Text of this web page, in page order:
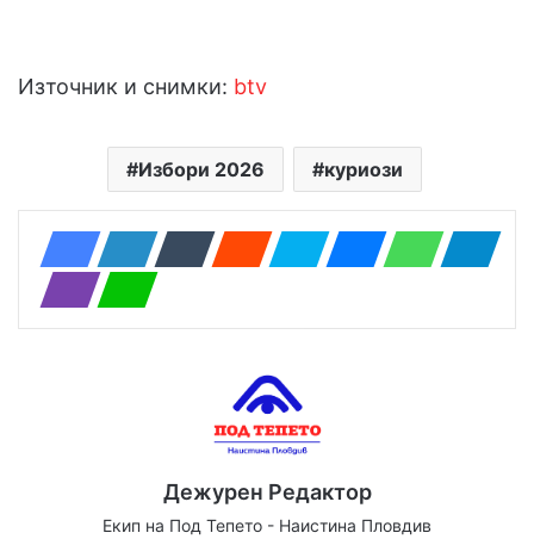
Източник и снимки: btv
Избори 2026 куриози
Дежурен Редактор
Екип на Под Тепето - Наистина Пловдив